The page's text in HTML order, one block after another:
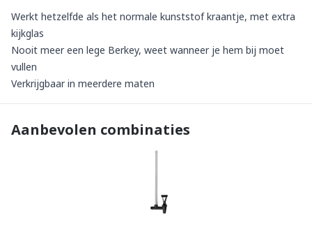
Werkt hetzelfde als het normale kunststof kraantje, met extra
kijkglas
Nooit meer een lege Berkey, weet wanneer je hem bij moet
vullen
Verkrijgbaar in meerdere maten
Aanbevolen combinaties